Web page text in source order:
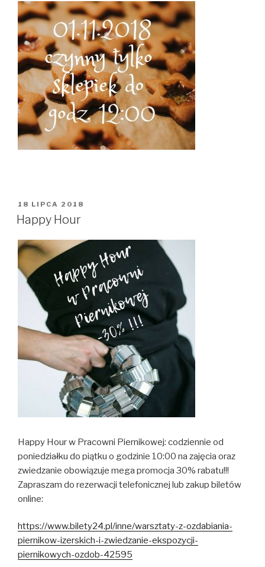
OPUBLIKOWANE
W
18 LIPCA 2018
Happy Hour
Happy Hour w Pracowni Piernikowej: codziennie od
poniedziałku do piątku o godzinie 10:00 na zajęcia oraz
zwiedzanie obowiązuje mega promocja 30% rabatu!!!
Zapraszam do rezerwacji telefonicznej lub zakup biletów
online:
https://www.bilety24.pl/inne/warsztaty-z-ozdabiania-
piernikow-izerskich-i-zwiedzanie-ekspozycji-
piernikowych-ozdob-42595